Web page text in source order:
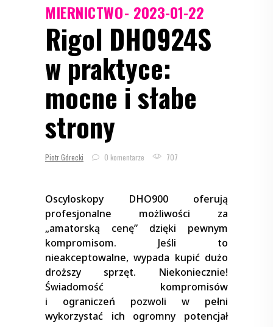
MIERNICTWO 2023-01-22
Rigol DHO924S
w praktyce:
mocne i słabe
strony
Piotr Górecki 0 komentarze 707
Oscyloskopy DHO900 oferują
profesjonalne możliwości za
„amatorską cenę” dzięki pewnym
kompromisom. Jeśli to
nieakceptowalne, wypada kupić dużo
droższy sprzęt. Niekoniecznie!
Świadomość kompromisów
i ograniczeń pozwoli w pełni
wykorzystać ich ogromny potencjał